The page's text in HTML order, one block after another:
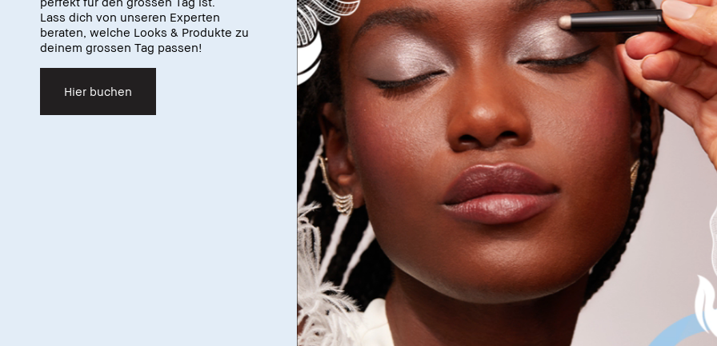
Lass dich von unseren Experten
beraten, welche Looks & Produkte zu
deinem grossen Tag passen!
Hier buchen